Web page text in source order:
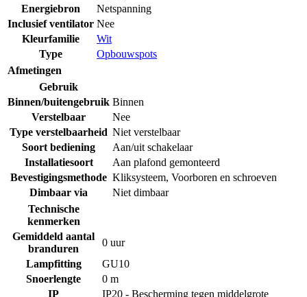
Energiebron
Netspanning
Inclusief ventilator Nee
Kleurfamilie
Wit
Type
Opbouwspots
Afmetingen
Gebruik
Binnen/buitengebruik Binnen
Verstelbaar
Nee
Type verstelbaarheid Niet verstelbaar
Soort bediening
Aan/uit schakelaar
Installatiesoort
Aan plafond gemonteerd
Bevestigingsmethode Kliksysteem, Voorboren en schroeven
Dimbaar via
Niet dimbaar
Technische
kenmerken
Gemiddeld aantal
branduren
0 uur
Lampfitting
GU10
Snoerlengte
0 m
IP
IP20 - Bescherming tegen middelgrote